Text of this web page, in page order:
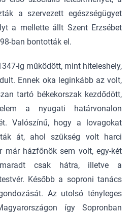
a szervezett egészségügyet
a mellette állt Szent Erzsébet
ban bontották el.
ig működött, mint hiteleshely,
Ennek oka leginkább az volt,
tartó békekorszak kezdődött,
a nyugati határvonalon
Valószínű, hogy a lovagokat
át, ahol szükség volt harci
már házfőnök sem volt, egy-két
csak hátra, illetve a
Később a soproni tanács
Az utolsó tényleges
így Sopronban